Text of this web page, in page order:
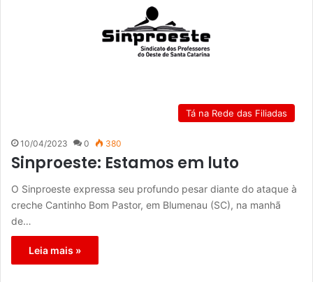
Tá na Rede das Filiadas
10/04/2023 0 380
Sinproeste: Estamos em luto
O Sinproeste expressa seu profundo pesar diante do ataque à
creche Cantinho Bom Pastor, em Blumenau (SC), na manhã
de…
Leia mais »